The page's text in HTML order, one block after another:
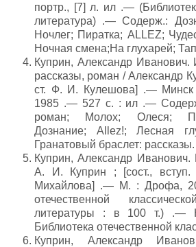
портр., [7] л. ил .—
литература) .— Содерж.:
Ночлег; Пиратка; ALLEZ;
Ночная смена;На глухарей;
Куприн, Александр Иванович.
рассказы, роман / Александр
ст. Ф. И. Кулешова] .— Минск
1985 .— 527 с. : ил .—
роман; Молох; Олеся;
Дознание; Allez!; Лесная
Гранатовый браслет: рассказы.
Куприн, Александр Иванович.
А. И. Куприн ; [сост.,
Михайлова] .— М. : Дрофа,
отечественной
литературы : в 100 т.) .—
Библиотека отечественной
Куприн, Александр